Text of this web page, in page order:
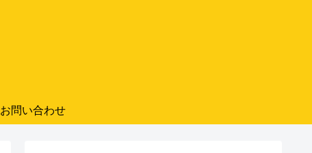
お問い合わせ